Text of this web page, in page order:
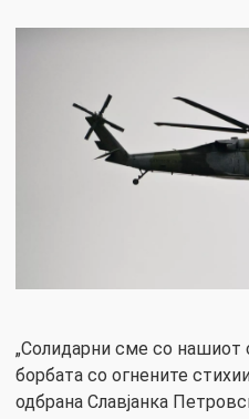
„Солидарни сме со нашиот
борбата со огнените
одбрана Славјанка